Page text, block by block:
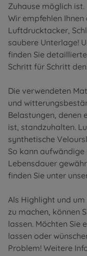
Zuhause möglich ist.
Wir empfehlen
Luftdrucktacker,
saubere Unterlage!
finden Sie
Schritt für Schritt
Die verwendeten
und
Belastungen, denen
ist, standzuhalten.
synthetische
So kann
Lebensdauer
finden Sie unter
Als Highlight und
zu machen, können
lassen. Möchten Sie
lassen oder
Problem! Weitere